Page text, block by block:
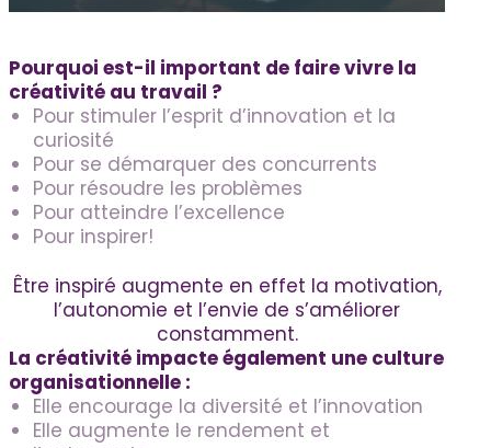
Espace Kenova
EN
Pourquoi est-il important de faire vivre la
créativité au travail ?
Pour stimuler l’esprit d’innovation et la
curiosité
Pour se démarquer des concurrents
Pour résoudre les problèmes
Pour atteindre l’excellence
Pour inspirer!
Être inspiré augmente en effet la motivation,
l’autonomie et l’envie de s’améliorer
constamment.
La créativité impacte également une culture
organisationnelle :
Elle encourage la diversité et l’innovation
Elle augmente le rendement et